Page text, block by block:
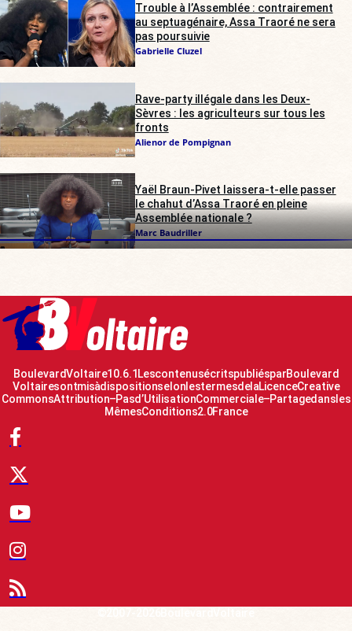
Trouble à l’Assemblée : contrairement
au septuagénaire, Assa Traoré ne sera
pas poursuivie
Gabrielle Cluzel
Rave-party illégale dans les Deux-
Sèvres : les agriculteurs sur tous les
fronts
Alienor de Pompignan
Yaël Braun-Pivet laissera-t-elle passer
le chahut d’Assa Traoré en pleine
Assemblée nationale ?
Marc Baudriller
Boulevard Voltaire 10.6.1 Les contenus écrits publiés par Boulevard
Voltaire sont mis à disposition selon les termes de la Licence Creative
Commons Attribution – Pas d’Utilisation Commerciale – Partage dans les
Mêmes Conditions 2.0 France